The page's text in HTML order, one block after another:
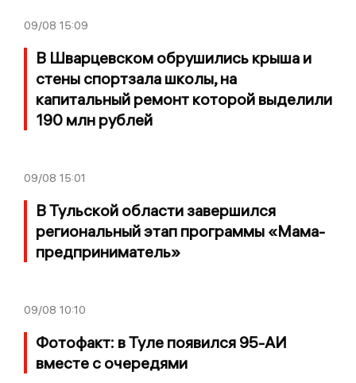
09/08 15:09
В Шварцевском обрушились крыша и
стены спортзала школы, на
капитальный ремонт которой выделили
190 млн рублей
09/08 15:01
В Тульской области завершился
региональный этап программы «Мама-
предприниматель»
09/08 10:10
Фотофакт: в Туле появился 95-АИ
вместе с очередями